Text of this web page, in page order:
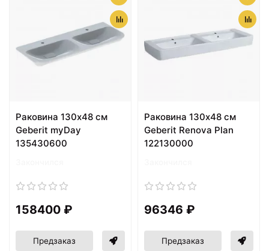
Раковина 130х48 см
Geberit myDay
135430600
158400 ₽
Предзаказ
Раковина 130х48 см
Geberit Renova Plan
122130000
96346 ₽
Предзаказ